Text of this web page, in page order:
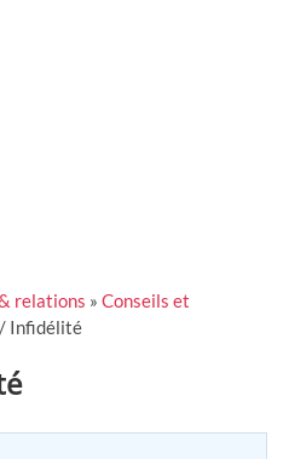
relations »Conseils et
Infidélité